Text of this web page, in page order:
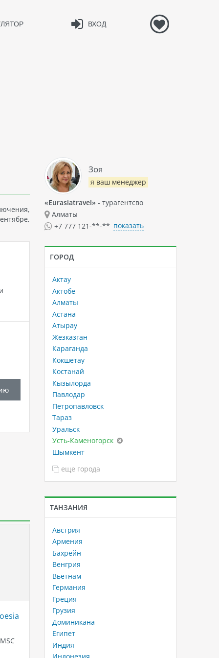
ВХОД
Захватывающие туры в
Египет: идеальный отдых для
туристов
Погружение в мир приключений в
Зоя
я ваш менеджер
«Eurasiatravel» - турагентсво
Алматы
+7 777 121-**-** показать
ГОРОД
Актау
Актобе
Алматы
Астана
Атырау
Жезказган
Караганда
Кокшетау
Костанай
Кызылорда
Павлодар
Петропавловск
Тараз
Уральск
Усть-Каменогорск
Шымкент
еще города
ТАНЗАНИЯ
Австрия
Армения
Бахрейн
Венгрия
Вьетнам
Германия
Греция
Грузия
Доминикана
Египет
Индия